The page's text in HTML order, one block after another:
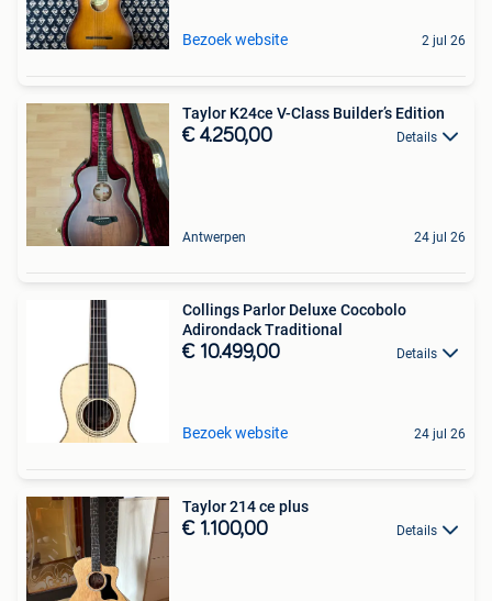
Bezoek website 2 jul 26
Taylor K24ce V-Class Builder’s Edition
€ 4.250,00 Details
Antwerpen 24 jul 26
Collings Parlor Deluxe Cocobolo
Adirondack Traditional
€ 10.499,00 Details
Bezoek website 24 jul 26
Taylor 214 ce plus
€ 1.100,00 Details